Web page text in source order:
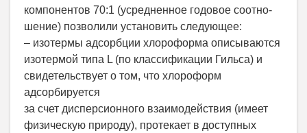
компонентов 70:1 (усредненное годовое соотно-
шение) позволили установить следующее:
– изотермы адсорбции хлороформа описываются
изотермой типа L (по классификации Гильса) и
свидетельствует о том, что хлороформ
адсорбируется
за счет дисперсионного взаимодействия (имеет
физическую природу), протекает в доступных